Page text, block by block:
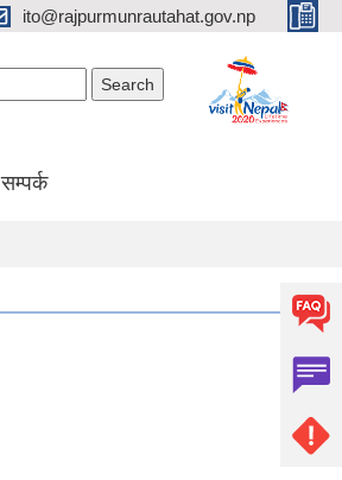
ito@rajpurmunrautahat.gov.np
सम्पर्क